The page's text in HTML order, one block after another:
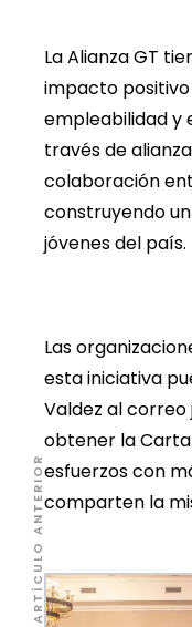
La Alianza GT
impacto
empleabilidad y
través de
colaboración
construyendo
jóvenes del país.
Las
esta iniciativa
Valdez al
obtener la
esfuerzos con
comparten la
ARTÍCULO ANTERIOR